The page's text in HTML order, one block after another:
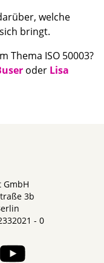
welche
bringt.
Thema ISO 50003?
oder Lisa
GmbH
3b
- 0